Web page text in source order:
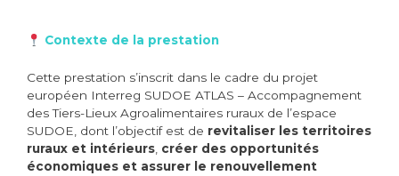
Contexte de la prestation
Cette prestation s’inscrit dans le cadre du projet
européen Interreg SUDOE ATLAS – Accompagnement
des Tiers-Lieux Agroalimentaires ruraux de l’espace
SUDOE, dont l’objectif est de revitaliser les territoires
ruraux et intérieurs créer des opportunités
économiques et assurer le renouvellement